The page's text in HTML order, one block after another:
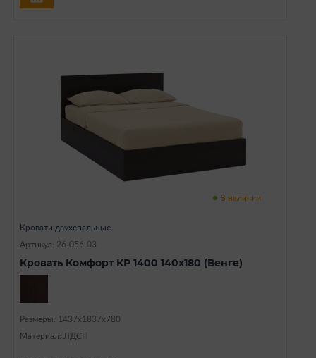
В наличии
Кровати двухспальные
Артикул: 26-056-03
Кровать Комфорт КР 1400 140х180 (Венге)
Размеры: 1437х1837х780
Материал: ЛДСП